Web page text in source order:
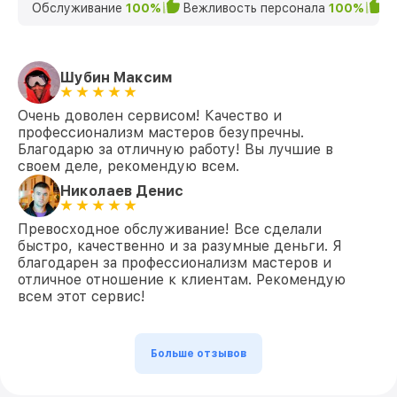
ночного видения Infratech
прицелов ночного видения с заменой всех
необходимых компонентов:
Ремонт ЭОП
преобразователя для ночного видения.
Ремонт кнопок управления— устранение
проблем с переключением режимов.
Работа с аккумулятором— замена или
восстановление батареи.
Устранение проблем с отображением
настройка или замена экрана.
Ремонт корпуса— восстановление
целостности устройства.
Ремонт электронных систем
прицелов
перегрева и короткого замыкания часто выходят
из строя. Мы восстанавливаем такие компоненты,
чтобы клиент мог снова использовать устройство
Обслуживание 100% Вежливость персонала 100%
Шубин Максим
Очень доволен сервисом! Качество и
профессионализм мастеров безупречны.
Благодарю за отличную работу! Вы лучшие в
своем деле, рекомендую всем.
Николаев Денис
Превосходное обслуживание! Все сделали
быстро, качественно и за разумные деньги. Я
благодарен за профессионализм мастеров и
отличное отношение к клиентам. Рекомендую
всем этот сервис!
Больше отзывов